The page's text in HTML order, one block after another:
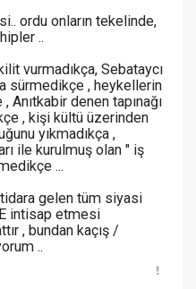
ordu onların tekelinde,
..
vurmadıkça, Sebataycı
sürmedikçe , heykellerin
Anıtkabir denen tapınağı
, kişi kültü üzerinden
yıkmadıkça ,
ile kurulmuş olan " iş
...
gelen tüm siyasi
intisap etmesi
, bundan kaçış /
..